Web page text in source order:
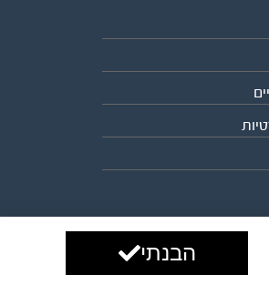
עיצוב ופיתוח: ביבר גלובלהבנתי